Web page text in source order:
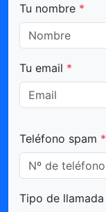
Tu nombre *
Tu email *
Teléfono spam *
Tipo de llamada